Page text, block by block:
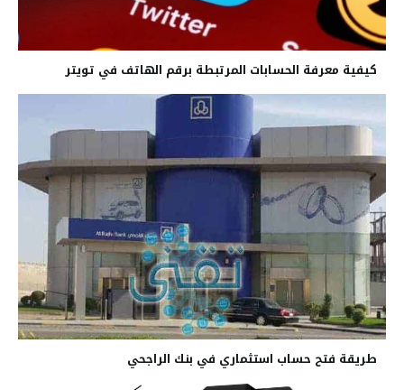
كيفية معرفة الحسابات المرتبطة برقم الهاتف في تويتر
طريقة فتح حساب استثماري في بنك الراجحي